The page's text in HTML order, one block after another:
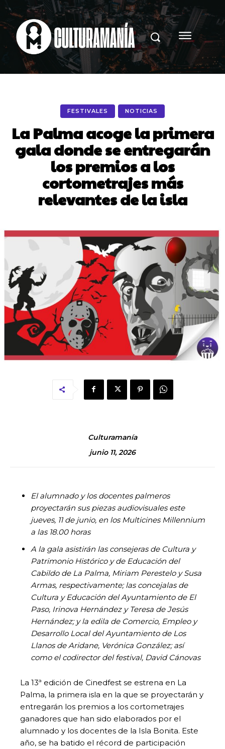
FESTIVALES NOTICIAS
La Palma acoge la primera
gala donde se entregarán
los premios a los
cortometrajes más
relevantes de la isla
Culturamanía
junio 11, 2026
El alumnado y los docentes palmeros
proyectarán sus piezas audiovisuales este
jueves, 11 de junio, en los Multicines Millennium
a las 18.00 horas
A la gala asistirán las consejeras de Cultura y
Patrimonio Histórico y de Educación del
Cabildo de La Palma, Miriam Perestelo y Susa
Armas, respectivamente; las concejalas de
Cultura y Educación del Ayuntamiento de El
Paso, Irinova Hernández y Teresa de Jesús
Hernández; y la edila de Comercio, Empleo y
Desarrollo Local del Ayuntamiento de Los
Llanos de Aridane, Verónica González; así
como elcodirector del festival, David Cánovas
La 13ª edición de Cinedfest se estrena en La
Palma, la primera isla en la que se proyectarán y
entregarán los premios a los cortometrajes
ganadores que han sido elaborados por el
alumnado y los docentes de la Isla Bonita. Este
año, se ha batido el récord de participación